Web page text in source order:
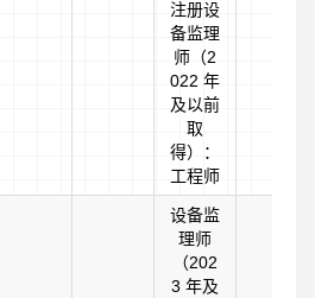
注册设
备监理
师（2
022 年
及以前
取
得）：
工程师
设备监
理师
（202
3 年及